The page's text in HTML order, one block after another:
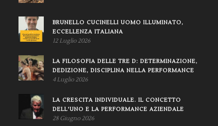
BRUNELLO CUCINELLI UOMO ILLUMINATO,
ECCELLENZA ITALIANA
12 Luglio 2026
LA FILOSOFIA DELLE TRE D: DETERMINAZIONE,
DEDIZIONE, DISCIPLINA NELLA PERFORMANCE
4 Luglio 2026
LA CRESCITA INDIVIDUALE. IL CONCETTO
DELL'UNO E LA PERFORMANCE AZIENDALE
28 Giugno 2026